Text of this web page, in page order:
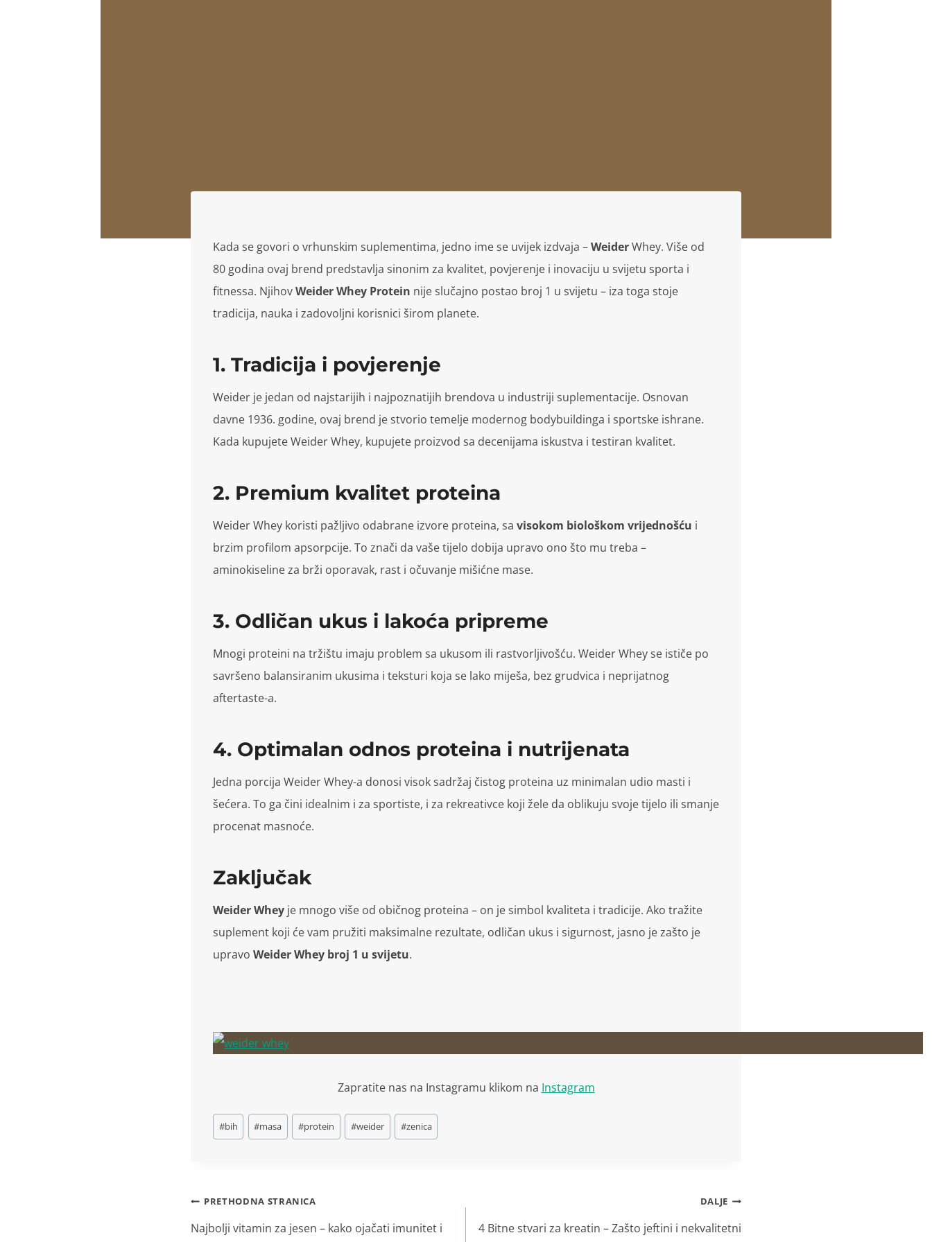
Kada se govori o vrhunskim suplementima, jedno ime se uvijek izdvaja –WeiderWhey. Više od
80 godina ovaj brend predstavlja sinonim za kvalitet, povjerenje i inovaciju u svijetu sporta i
fitnessa. NjihovWeider Whey Protein nije slučajno postao broj 1 u svijetu – iza toga stoje
tradicija, nauka i zadovoljni korisnici širom planete.
1. Tradicija i povjerenje
Weider je jedan od najstarijih i najpoznatijih brendova u industriji suplementacije. Osnovan
davne 1936. godine, ovaj brend je stvorio temelje modernog bodybuildinga i sportske ishrane.
Kada kupujete Weider Whey, kupujete proizvod sa decenijama iskustva i testiran kvalitet.
2. Premium kvalitet proteina
Weider Whey koristi pažljivo odabrane izvore proteina, sa visokom biološkom vrijednošću i
brzim profilom apsorpcije. To znači da vaše tijelo dobija upravo ono što mu treba –
aminokiseline za brži oporavak, rast i očuvanje mišićne mase.
3. Odličan ukus i lakoća pripreme
Mnogi proteini na tržištu imaju problem sa ukusom ili rastvorljivošću. Weider Whey se ističe po
savršeno balansiranim ukusima i teksturi koja se lako miješa, bez grudvica i neprijatnog
aftertaste-a.
4. Optimalan odnos proteina i nutrijenata
Jedna porcija Weider Whey-a donosi visok sadržaj čistog proteina uz minimalan udio masti i
šećera. To ga čini idealnim i za sportiste, i za rekreativce koji žele da oblikuju svoje tijelo ili smanje
procenat masnoće.
Zaključak
Weider Whey je mnogo više od običnog proteina – on je simbol kvaliteta i tradicije. Ako tražite
suplement koji će vam pružiti maksimalne rezultate, odličan ukus i sigurnost, jasno je zašto je
upravo Weider Whey broj 1 u svijetu.
Zapratite nas na Instagramu klikom na Instagram
Oznake
za
#bih #masa #protein #weider #zenica
Navigacija
objava
PRETHODNA STRANICA
Najbolji vitamin za jesen – kako ojačati imunitet i
DALJE
4 Bitne stvari za kreatin – Zašto jeftini i nekvalitetni